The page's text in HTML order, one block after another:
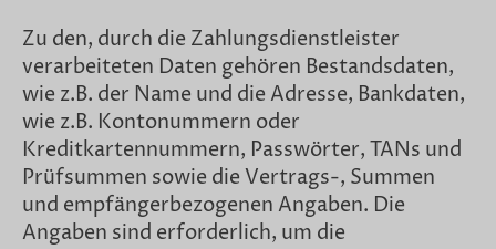
Zu den, durch die Zahlungsdienstleister
verarbeiteten Daten gehören Bestandsdaten,
wie z.B. der Name und die Adresse, Bankdaten,
wie z.B. Kontonummern oder
Kreditkartennummern, Passwörter, TANs und
Prüfsummen sowie die Vertrags-, Summen
und empfängerbezogenen Angaben. Die
Angaben sind erforderlich, um die